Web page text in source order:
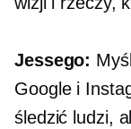
Jessego:
Google i
śledzić ludzi,